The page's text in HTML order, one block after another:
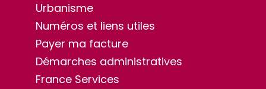
Urbanisme
Numéros et liens utiles
Payer ma facture
Démarches administratives
France Services